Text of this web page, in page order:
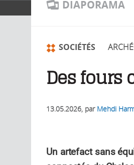
DIAPORAMA
SOCIÉTÉS
Des fours
13.05.2026, par Mehdi
Un artefact sans